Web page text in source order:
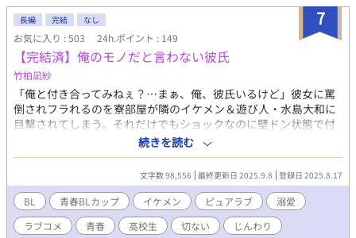
7
長編 完結 なし
お気に入り : 503 24h.ポイント : 149
【完結済】俺のモノだと言わない彼氏
竹柏凪紗
「俺と付き合ってみねぇ？…まぁ、俺、彼氏いるけど」彼女に罵
倒されフラれるのを寮部屋が隣のイケメン＆遊び人・水島大和に
目撃されてしまう。それだけでもショックなのに壁ドン状態で付
き合ってみないかと迫られてしまった東山和馬。「ははは。いい
ねぇ。お前と付き合ったら、教室中の女子に刺されそう」と軽く
受け流した。…つもりだったのに、翌日からグイグイと迫られる
うえ束縛まではじまってしまい──？！ ■青春BLに限定した「第
１回青春×BL小説カップ」最終21位まで残ることができ感謝しか
ありません。応援してくださった皆様、本当にありがとうござい
ました。
続きを読む
文字数 98,556 最終更新日 2025.9.8 登録日 2025.8.17
BL 青春BLカップ​ イケメン ピュアラブ
溺愛
ラブコメ
青春 高校生 切ない じんわり